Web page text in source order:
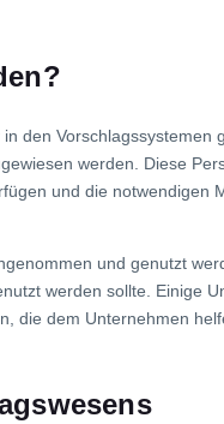
den
werden. Diese
und die notwendigen
und genutzt
werden sollte. Einige
die dem Unternehmen